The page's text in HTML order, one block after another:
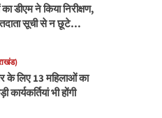
डीएम ने किया निरीक्षण,
सूची से न छूटे…
के लिए 13 महिलाओं का
भी होंगी